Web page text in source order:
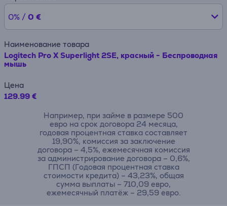
0% / 0 €
Наименование товара
Logitech Pro X Superlight 2SE, красный - Беспроводная
мышь
Цена
129.99 €
Например, при займе в размере 500
евро на срок договора 24 месяца,
годовая процентная ставка составляет
19,90%, комиссия за заключение
договора – 4,5%, ежемесячная комиссия
за администрирование договора – 0,6%,
ГПСП (Годовая процентная ставка
стоимости кредита) – 43,23%, общая
сумма выплаты – 710,09 евро,
ежемесячный платёж – 29,59 евро.